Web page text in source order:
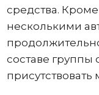
средства.
несколькими
составе группы